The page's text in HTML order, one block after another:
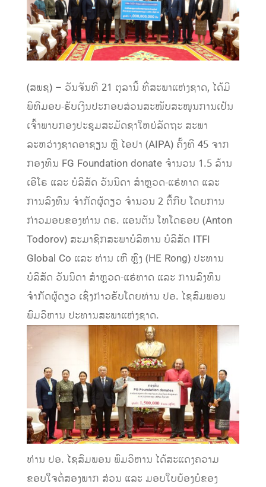
(ສພຊ) – ວັນຈັນທີ 21 ຕຸລານີ້ ທີ່ສະພາແຫ່ງຊາດ, ໄດ້ມີ
ພິທີມອບ-ຮັບເງິນປະກອບສ່ວນສະໜັບສະໜູນການເປັນ
ເຈົ້າພາບກອງປະຊຸມສະມັດຊາໃຫຍ່ລັດຖະ ສະພາ
ລະຫວ່າງຊາດອາຊຽນ ຫຼື ໄອປາ (AIPA) ຄັ້ງທີ 45 ຈາກ
ກອງທຶນ FG Foundation donate ຈຳນວນ 1.5 ລ້ານ
ເອີໂຣ ແລະ ບໍລິສັດ ວັນນິດາ ສຳຫຼວດ-ແຮ່ທາດ ແລະ
ການລົງທຶນ ຈຳກັດຜູ້ດຽວ ຈຳນວນ 2 ຕື້ກີບ ໂດຍການ
ກ່າວມອບຂອງທ່ານ ດຣ. ແອນຕັນ ໂທໂດຣອບ (Anton
Todorov) ສະມາຊິກສະພາບໍລິຫານ ບໍລິສັດ ITFI
Global Co ແລະ ທ່ານ ເຫີ ຫຼົງ (HE Rong) ປະທານ
ບໍລິສັດ ວັນນິດາ ສຳຫຼວດ-ແຮ່ທາດ ແລະ ການລົງທຶນ
ຈຳກັດຜູ້ດຽວ ເຊິ່ງກ່າວຮັບໂດຍທ່ານ ປອ. ໄຊສົມພອນ
ພົມວິຫານ ປະທານສະພາແຫ່ງຊາດ.
ທ່ານ ປອ. ໄຊສົມພອນ ພົມວິຫານ ໄດ້ສະແດງຄວາມ
ຂອບໃຈຕໍ່ສອງພາກ ສ່ວນ ແລະ ມອບໃບຍ້ອງຍໍຂອງ